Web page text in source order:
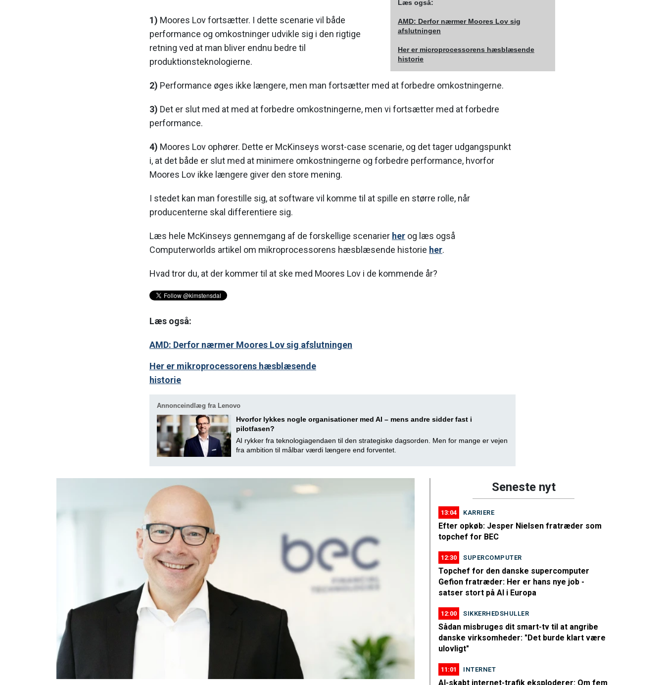
Læs også:
AMD: Derfor nærmer Moores Lov sig
afslutningen
Her er microprocessorens hæsblæsende
historie
1) Moores Lov fortsætter. I dette scenarie vil både
performance og omkostninger udvikle sig i den rigtige
retning ved at man bliver endnu bedre til
produktionsteknologierne.
2) Performance øges ikke længere, men man fortsætter med at forbedre omkostningerne.
3) Det er slut med at med at forbedre omkostningerne, men vi fortsætter med at forbedre
performance.
4) Moores Lov ophører. Dette er McKinseys worst-case scenarie, og det tager udgangspunkt
i, at det både er slut med at minimere omkostningerne og forbedre performance, hvorfor
Moores Lov ikke længere giver den store mening.
I stedet kan man forestille sig, at software vil komme til at spille en større rolle, når
producenterne skal differentiere sig.
Læs hele McKinseys gennemgang af de forskellige scenarier her og læs også
Computerworlds artikel om mikroprocessorens hæsblæsende historie her.
Hvad tror du, at der kommer til at ske med Moores Lov i de kommende år?
Læs også:
AMD: Derfor nærmer Moores Lov sig afslutningen
Her er mikroprocessorens hæsblæsende
historie
Annonceindlæg fra Lenovo
Hvorfor lykkes nogle organisationer med AI – mens andre sidder fast i
pilotfasen?
AI rykker fra teknologiagendaen til den strategiske dagsorden. Men for mange er vejen
fra ambition til målbar værdi længere end forventet.
Seneste nyt
13:04 KARRIERE
Efter opkøb: Jesper Nielsen fratræder som
topchef for BEC
12:30 SUPERCOMPUTER
Topchef for den danske supercomputer
Gefion fratræder: Her er hans nye job -
satser stort på AI i Europa
12:00 SIKKERHEDSHULLER
Sådan misbruges dit smart-tv til at angribe
danske virksomheder: "Det burde klart være
ulovligt"
11:01 INTERNET
AI-skabt internet-trafik eksploderer: Om fem